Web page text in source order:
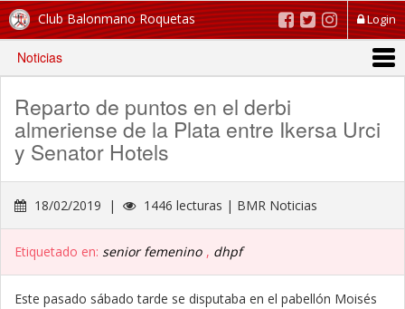
Login
Club Balonmano Roquetas
Noticias
Reparto de puntos en el derbi
almeriense de la Plata entre Ikersa Urci
y Senator Hotels
18/02/2019 | 1446 lecturas | BMR Noticias
Etiquetado en: senior femenino , dhpf
Este pasado sábado tarde se disputaba en el pabellón Moisés